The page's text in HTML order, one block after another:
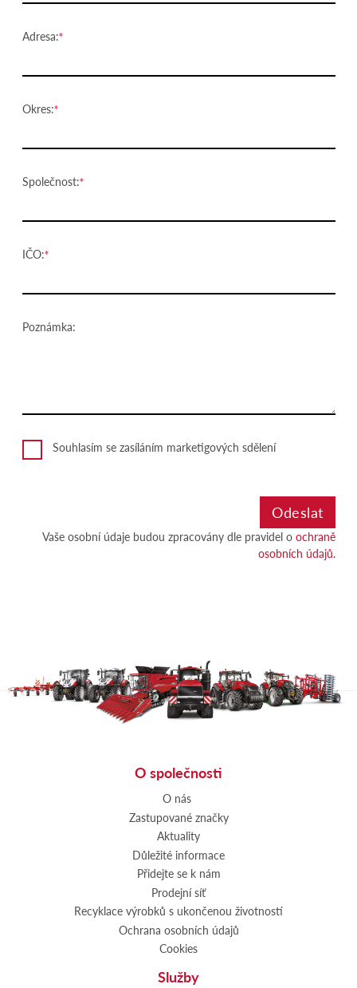
Adresa:
Okres:
Společnost:
IČO:
Poznámka:
Souhlasím se zasíláním marketigových sdělení
Vaše osobní údaje budou zpracovány dle pravidel o ochraně
osobních údajů.
O společnosti
O nás
Zastupované značky
Aktuality
Důležité informace
Přidejte se k nám
Prodejní síť
Recyklace výrobků s ukončenou životností
Ochrana osobních údajů
Cookies
Služby